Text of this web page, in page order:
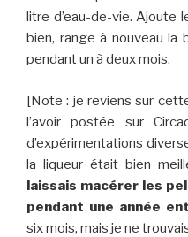
litre d’eau-de-vie. Ajoute
bien, range à nouveau la
pendant un à deux mois.
[Note : je reviens sur
l’avoir postée sur
d’expérimentations
la liqueur était bien
laissais macérer les
pendant une année
six mois, mais je ne